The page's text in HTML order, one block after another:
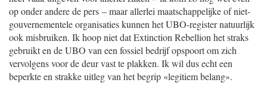
op onder andere de pers – maar allerlei maatschappelijke of niet-
gouvernementele organisaties kunnen het UBO-register natuurlijk
ook misbruiken. Ik hoop niet dat Extinction Rebellion het straks
gebruikt en de UBO van een fossiel bedrijf opspoort om zich
vervolgens voor de deur vast te plakken. Ik wil dus echt een
beperkte en strakke uitleg van het begrip «legitiem belang».